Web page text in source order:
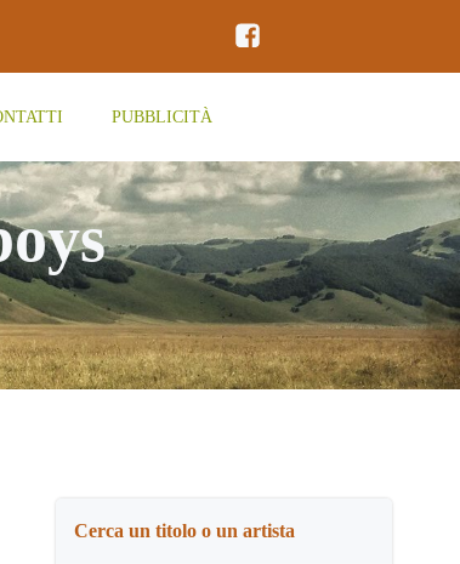
PUBBLICITÀ
Cerca un titolo o un artista